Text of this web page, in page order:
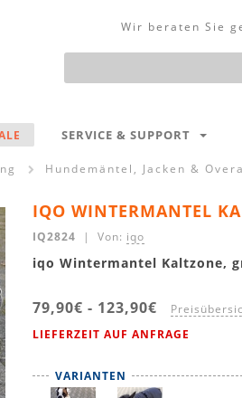
Wir beraten Sie
Produktsuche
SERVICE & SUPPORT
Hundemäntel, Jacken &
IQO WINTERMANTEL
IQ2824 | Von: iqo
iqo Wintermantel Kaltzone,
79,90€ - 123,90€
LIEFERZEIT AUF ANFRAGE
VARIANTEN